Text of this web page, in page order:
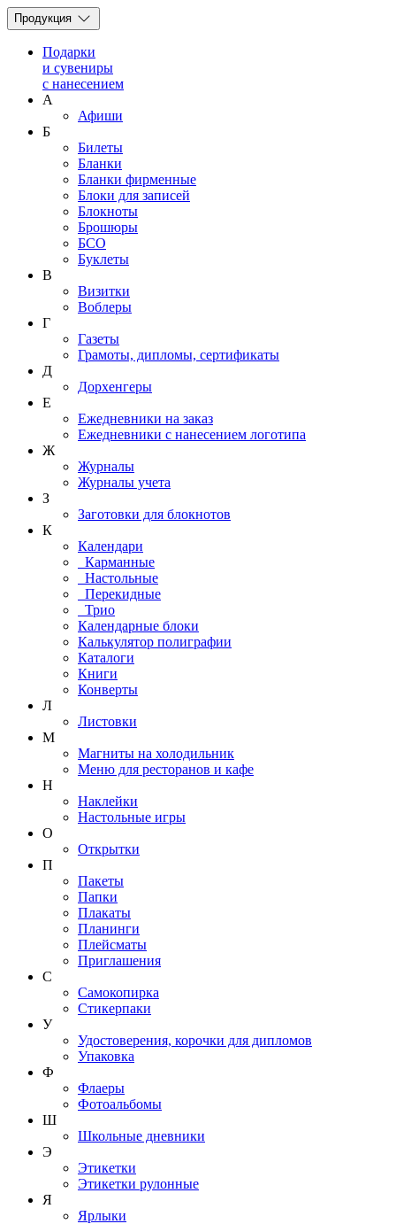
Продукция
Подарки
и сувениры
с нанесением
А
Афиши
Б
Билеты
Бланки
Бланки фирменные
Блоки для записей
Блокноты
Брошюры
БСО
Буклеты
В
Визитки
Воблеры
Г
Газеты
Грамоты, дипломы, сертификаты
Д
Дорхенгеры
Е
Ежедневники на заказ
Ежедневники с нанесением логотипа
Ж
Журналы
Журналы учета
З
Заготовки для блокнотов
К
Календари
Карманные
Настольные
Перекидные
Трио
Календарные блоки
Калькулятор полиграфии
Каталоги
Книги
Конверты
Л
Листовки
М
Магниты на холодильник
Меню для ресторанов и кафе
Н
Наклейки
Настольные игры
О
Открытки
П
Пакеты
Папки
Плакаты
Планинги
Плейсматы
Приглашения
С
Самокопирка
Стикерпаки
У
Удостоверения, корочки для дипломов
Упаковка
Ф
Флаеры
Фотоальбомы
Ш
Школьные дневники
Э
Этикетки
Этикетки рулонные
Я
Ярлыки